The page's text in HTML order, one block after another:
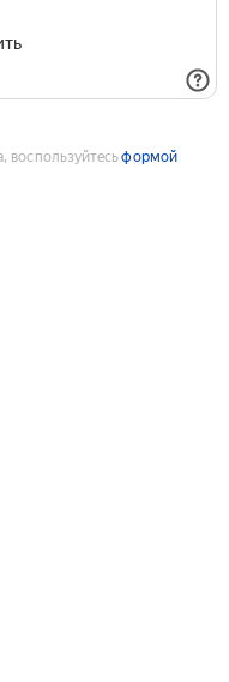
воспользуйтесьформой